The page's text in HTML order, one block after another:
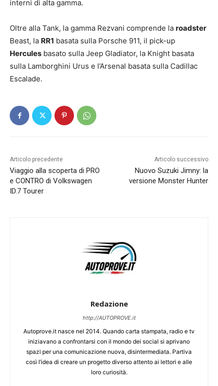
interni di alta gamma.
Oltre alla Tank, la gamma Rezvani comprende la roadster
Beast, la RR1 basata sulla Porsche 911, il pick-up
Hercules basato sulla Jeep Gladiator, la Knight basata
sulla Lamborghini Urus e l’Arsenal basata sulla Cadillac
Escalade.
Articolo precedente
Viaggio alla scoperta di PRO
e CONTRO di Volkswagen
ID.7 Tourer
Articolo successivo
Nuovo Suzuki Jimny: la
versione Monster Hunter
Redazione
http://AUTOPROVE.it
Autoprove.it nasce nel 2014. Quando carta stampata, radio e tv
iniziavano a confrontarsi con il mondo dei social si aprivano
spazi per una comunicazione nuova, disintermediata. Partiva
così l’idea di creare un progetto diverso attento ai lettori e alle
loro curiosità.